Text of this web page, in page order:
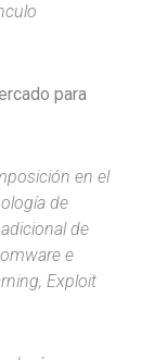
para
en el
de
de
e
Exploit